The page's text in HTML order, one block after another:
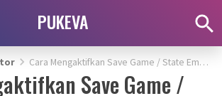
PUKEVA
Cara Mengaktifkan Save Game / State Emulator Dolphin di Android
Save Game /